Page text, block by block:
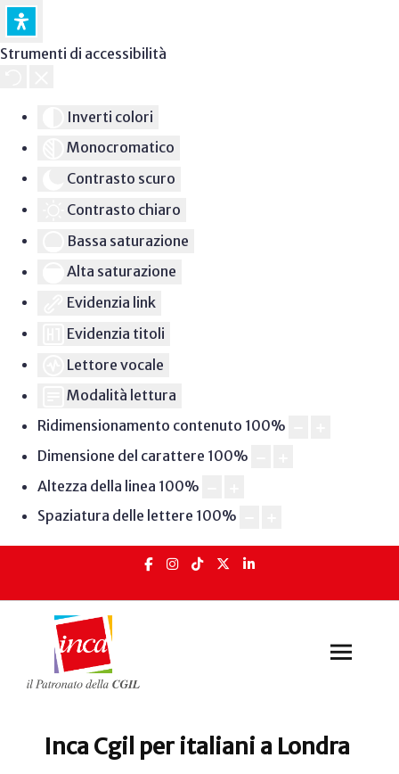
Strumenti di accessibilità
Inverti colori
Monocromatico
Contrasto scuro
Contrasto chiaro
Bassa saturazione
Alta saturazione
Evidenzia link
Evidenzia titoli
Lettore vocale
Modalità lettura
Ridimensionamento contenuto 100%
Dimensione del carattere 100%
Altezza della linea 100%
Spaziatura delle lettere 100%
Inca Cgil per italiani a Londra